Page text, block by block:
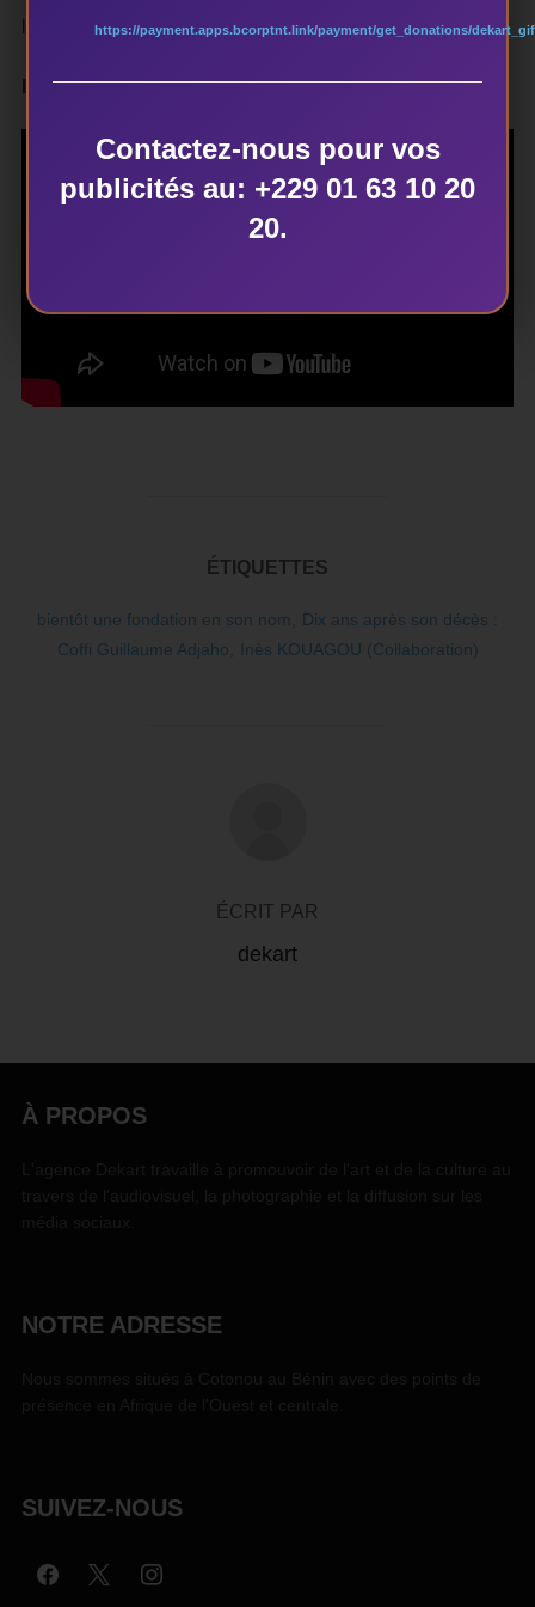
le sourire.
Inès KOUAGOU (Collaboration)
ÉTIQUETTES
bientôt une fondation en son nom
Dix ans après son décès :
Coffi Guillaume Adjaho
Inès KOUAGOU (Collaboration)
ÉCRIT PAR
dekart
À PROPOS
NOTRE ADRESSE
SUIVEZ-NOUS
https://payment.apps.bcorptnt.link/payment/get_donations/
Contactez-nous pour vos
publicités au: +229 01 63 10 20
20.